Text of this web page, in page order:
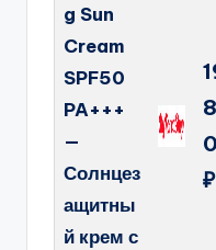
g Sun
Cream
SPF50
PA+++
—
Солнцез
ащитны
й крем с
8
0
₽